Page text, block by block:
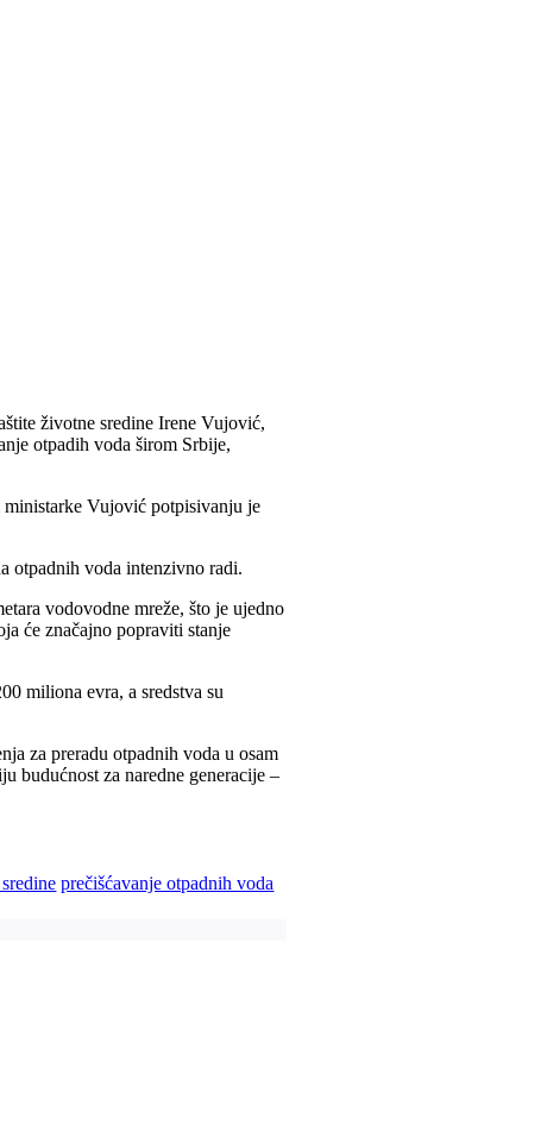
životne sredine Irene Vujović,
otpadih voda širom Srbije,
ministarke Vujović potpisivanju je
otpadnih voda intenzivno radi.
vodovodne mreže, što je ujedno
će značajno popraviti stanje
miliona evra, a sredstva su
za preradu otpadnih voda u osam
budućnost za naredne generacije –
prečišćavanje otpadnih voda